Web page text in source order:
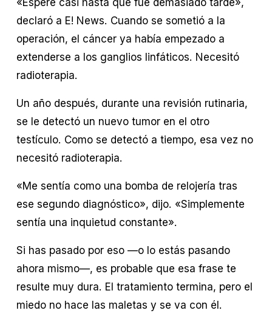
declaró a E! News. Cuando se sometió a la
operación, el cáncer ya había empezado a
extenderse a los ganglios linfáticos. Necesitó
radioterapia.
Un año después, durante una revisión rutinaria,
se le detectó un nuevo tumor en el otro
testículo. Como se detectó a tiempo, esa vez no
necesitó radioterapia.
«Me sentía como una bomba de relojería tras
ese segundo diagnóstico», dijo. «Simplemente
sentía una inquietud constante».
Si has pasado por eso —o lo estás pasando
ahora mismo—, es probable que esa frase te
resulte muy dura. El tratamiento termina, pero el
miedo no hace las maletas y se va con él.